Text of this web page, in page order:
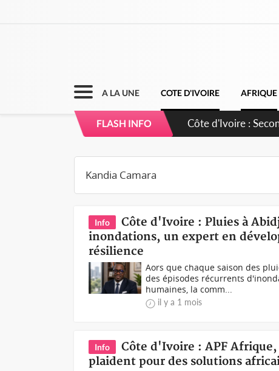
A LA UNE COTE D'IVOIRE AFRIQUE
FLASH INFO
Côte d'Ivoire : 66
Info
Côte d'Ivoire : Pluies à
inondations, un expert en
résilience
Aors que chaque saison des
des épisodes récurrents
humaines, la comm...
il y a 1 mois
Info
Côte d'Ivoire : APF
plaident pour des solutions